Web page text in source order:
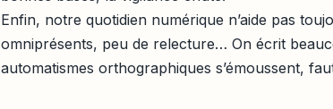
Enfin, notre quotidien numérique n’aide pas
omniprésents, peu de relecture… On écrit
automatismes orthographiques s’émoussent,